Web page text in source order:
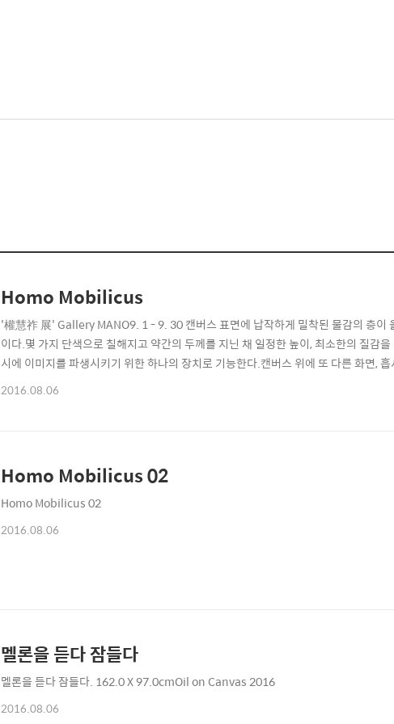
Homo Mobilicus
'權慧祚 展' Gallery MANO9. 1 - 9. 30 캔버스 표면에 납작하게 밀착된 물감의 층이
이다.몇 가지 단색으로 칠해지고 약간의 두께를 지닌 채 일정한 높이, 최소한의 질감
시에 이미지를 파생시키기 위한 하나의 장치로 기능한다.캔버스 위에 또 다른 화면,
낌이다.이른바 표면에 새로운 살로 성형하고 있다.보편적으로 회화가 캔버스의 표면
2016.08.06
Homo Mobilicus 02
Homo Mobilicus 02
2016.08.06
멜론을 듣다 잠들다
멜론을 듣다 잠들다. 162.0 X 97.0cmOil on Canvas 2016
2016.08.06